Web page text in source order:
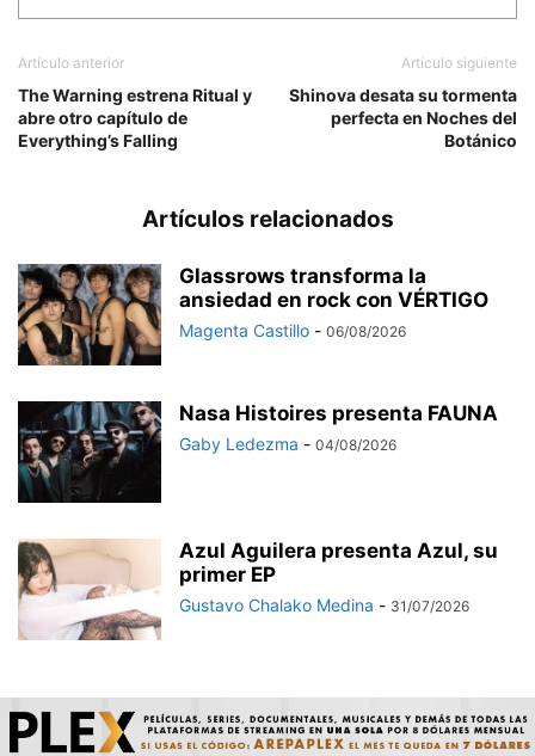
Artículo anterior
The Warning estrena Ritual y
abre otro capítulo de
Everything’s Falling
Artículo siguiente
Shinova desata su tormenta
perfecta en Noches del
Botánico
Artículos relacionados
Glassrows transforma la
ansiedad en rock con VÉRTIGO
Magenta Castillo - 06/08/2026
Nasa Histoires presenta FAUNA
Gaby Ledezma - 04/08/2026
Azul Aguilera presenta Azul, su
primer EP
Gustavo Chalako Medina - 31/07/2026